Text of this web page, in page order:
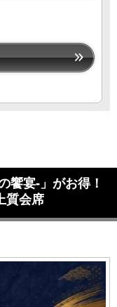
饗宴-」がお得！
質会席